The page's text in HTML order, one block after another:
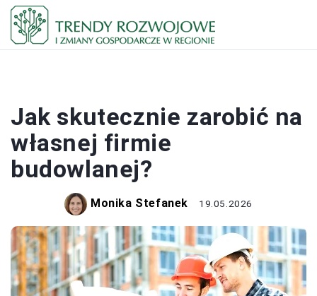
Jak skutecznie zarobić na
własnej firmie
budowlanej?
Monika Stefanek 19.05.2026